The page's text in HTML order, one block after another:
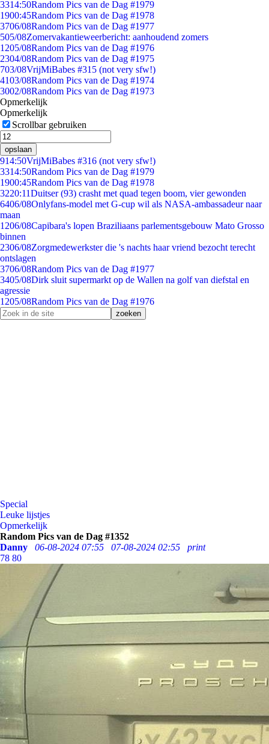
3314:50Random Pics van de Dag #1979
1900:45Random Pics van de Dag #1978
3706/08Random Pics van de Dag #1977
505/08Zomervakantieweerbericht: aanhoudend zomers
1205/08Random Pics van de Dag #1976
2304/08Random Pics van de Dag #1975
703/08VrijMiBabes #315 (not very sfw!)
4103/08Random Pics van de Dag #1974
3002/08Random Pics van de Dag #1973
Opmerkelijk
Opmerkelijk
Scrollbar gebruiken
opslaan
914:50VrijMiBabes #316 (not very sfw!)
3314:50Random Pics van de Dag #1979
1900:45Random Pics van de Dag #1978
3220:11Duitser (93) crasht met quad tegen boom, vier gewonden
6406/08Onlyfans-model met G-cup wil als NASA-ambassadeur naar
maan
1206/08Capibara's lopen Braziliaans parlementsgebouw Mato Grosso
binnen
2306/08Zorgmedewerkster die 's nachts haar vriend bezocht terecht
ontslagen
3706/08Random Pics van de Dag #1977
3405/08Dirk sluit supermarkt op de Wallen na golf van diefstal en
agressie
1205/08Random Pics van de Dag #1976
Special
Leuke lijstjes
Opmerkelijk
Random Pics van de Dag #1352
Danny
06-08-2024 07:55 07-08-2024 02:55
print
78 80